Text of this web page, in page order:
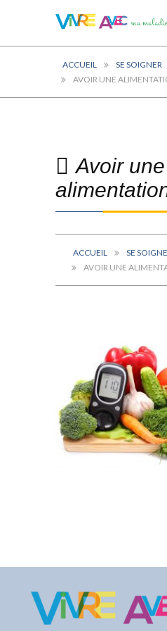
ACCUEIL
SE SOIGNER
AVOIR UNE
Avoir une
ACCUEIL
SE
AVOIR UNE